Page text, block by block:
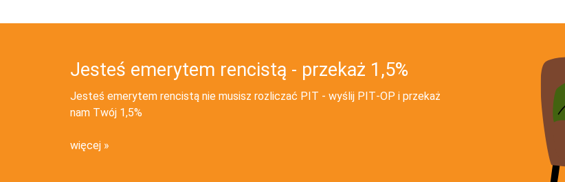
Jesteś emerytem rencistą - przekaż 1,5%
Jesteś emerytem rencistą nie musisz rozliczać PIT - wyślij PIT‑OP i przekaż
nam Twój 1,5%
więcej